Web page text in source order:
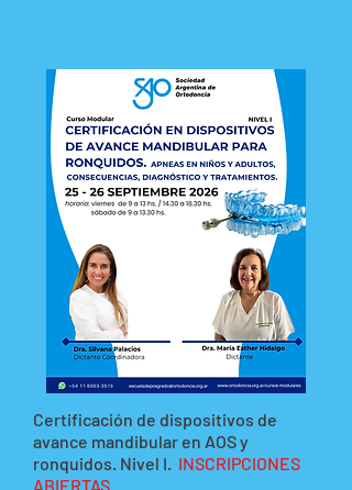
Certificación de dispositivos de
avance mandibular en AOS y
ronquidos. Nivel I. INSCRIPCIONES
ABIERTAS